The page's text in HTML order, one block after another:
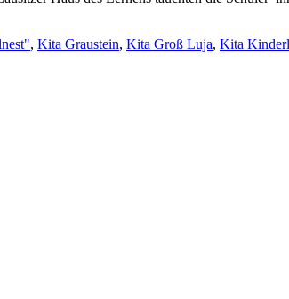
, Kita Graustein, Kita Groß Luja, Kita